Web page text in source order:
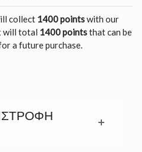
collect 1400 pointswith our
will total 1400 pointsthat can be
a future purchase.